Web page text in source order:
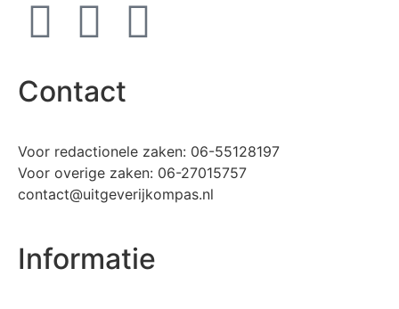
Contact
Voor redactionele zaken: 06-55128197
Voor overige zaken: 06-27015757
contact@uitgeverijkompas.nl
Informatie